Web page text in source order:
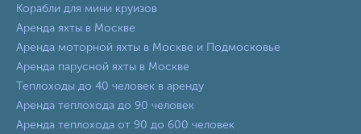
Корабли для мини круизов
Аренда яхты в Москве
Аренда моторной яхты в Москве и Подмосковье
Аренда парусной яхты в Москве
Теплоходы до 40 человек в аренду
Аренда теплохода до 90 человек
Аренда теплохода от 90 до 600 человек